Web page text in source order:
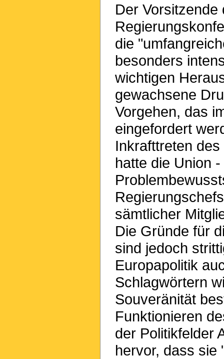
Der
die
besonders
wichtigen
gewachsene
Vorgehen, das
eingefordert
Inkrafttreten
hatte die Union
sämtlicher
Die Gründe für
sind jedoch
Europapolitik
Schlagwörtern
Souveränität
Funktionieren
der Politikfelder
hervor, dass sie